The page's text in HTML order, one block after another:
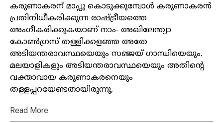
കരുണാകരന് മാപ്പു കൊടുക്കുമ്പോള്‍ കരുണാകരന്‍
പ്രതിനിധീകരിക്കുന്ന രാഷ്ട്രീയത്തെ
അംഗീകരിക്കുകയാണ് നാം- അഖിലേന്ത്യാ
കോണ്‍ഗ്രസ് തള്ളിക്കളഞ്ഞ അതേ
അടിയന്തരാവസ്ഥയെയും സഞ്ജയ് ഗാന്ധിയെയും.
മലയാളികളും അടിയന്തരാവസ്ഥയെയും അതിന്റെ
വക്താവായ കരുണാകരനെയും
തള്ളപ്പറയേണ്ടതായിരുന്നു,
Read More